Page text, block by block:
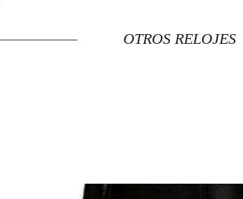
OTROS RELOJES